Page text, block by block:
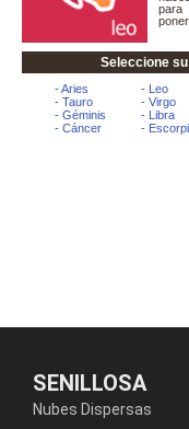
SENILLOSA
Nubes Dispersas